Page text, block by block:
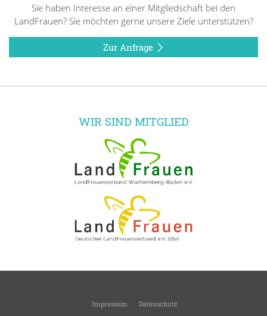
Sie haben Interesse an einer Mitgliedschaft bei den
LandFrauen? Sie möchten gerne unsere Ziele unterstützen?
Zur Anfrage
WIR SIND MITGLIED
Impressum
Datenschutz